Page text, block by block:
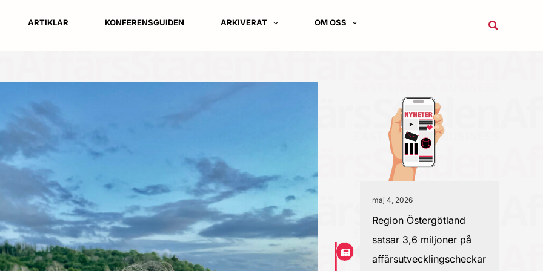
ARTIKLAR KONFERENSGUIDEN ARKIVERAT OM OSS Sök
maj 4, 2026
Region Östergötland
satsar 3,6 miljoner på
affärsutvecklingscheckar